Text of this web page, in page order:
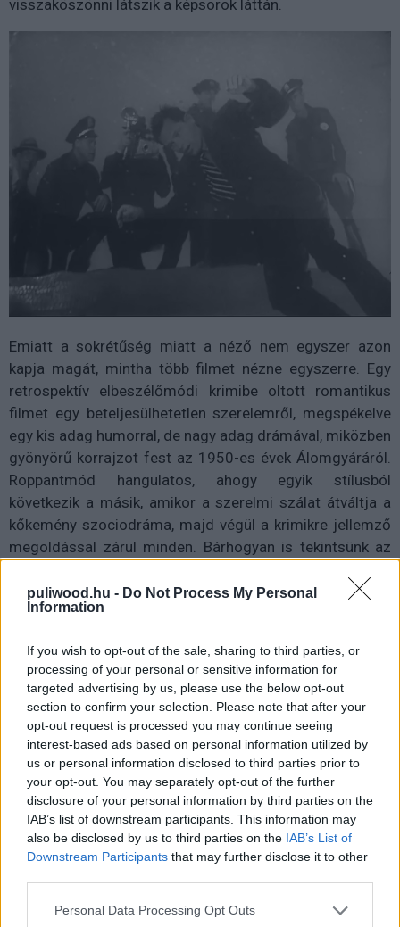
puliwood.hu - Do Not Process My Personal
Information
If you wish to opt-out of the sale, sharing to third parties, or
processing of your personal or sensitive information for
targeted advertising by us, please use the below opt-out
section to confirm your selection. Please note that after your
opt-out request is processed you may continue seeing
interest-based ads based on personal information utilized by
us or personal information disclosed to third parties prior to
your opt-out. You may separately opt-out of the further
disclosure of your personal information by third parties on the
IAB’s list of downstream participants. This information may
also be disclosed by us to third parties on the IAB’s List of
Downstream Participants that may further disclose it to other
Please note that this website/app uses one or more Google
Personal Data Processing Opt Outs
visszaköszönni látszik a képsorok láttán.
Emiatt a sokrétűség miatt a néző nem egyszer azon
kapja magát, mintha több filmet nézne egyszerre. Egy
retrospektív elbeszélőmódi krimibe oltott romantikus
filmet egy beteljesülhetetlen szerelemről, megspékelve
egy kis adag humorral, de nagy adag drámával, miközben
gyönyörű korrajzot fest az 1950-es évek Álomgyáráról.
Roppantmód hangulatos, ahogy egyik stílusból
következik a másik, amikor a szerelmi szálat átváltja a
kőkemény szociodráma, majd végül a krimikre jellemző
megoldással zárul minden. Bárhogyan is tekintsünk az
előtt, aki (mint Alfred Hitchcock is) mindössze annyit
mondott erre, hogy "
De miről is van szó, mi ágyazik meg ennek a sok
műfajnak? A történet, amit azóta milliónyian dolgoztak
át, használtak fel és utaltak rá, egy nagy álmokkal élő
hollywoodi forgatókönyvírót, Joe Gillist tesz meg
központi figurának. Semmi pénze, semmi munkája,
könyveit az összes producer visszadobja, ügynöke nem
törődik vele. Egyik nap miközben menekül a behajtók elől,
betévedt egy elsőre elhagyatottnak tűnő luxus villába a
Sunset Boulevardon. Kiderül, hogy itt Norma Desmond
lakik, egy egykoron népszerű és nagyra tartott némafilm-
visszatérést fontolgatja, Joe jelenléte pedig kapóra jön